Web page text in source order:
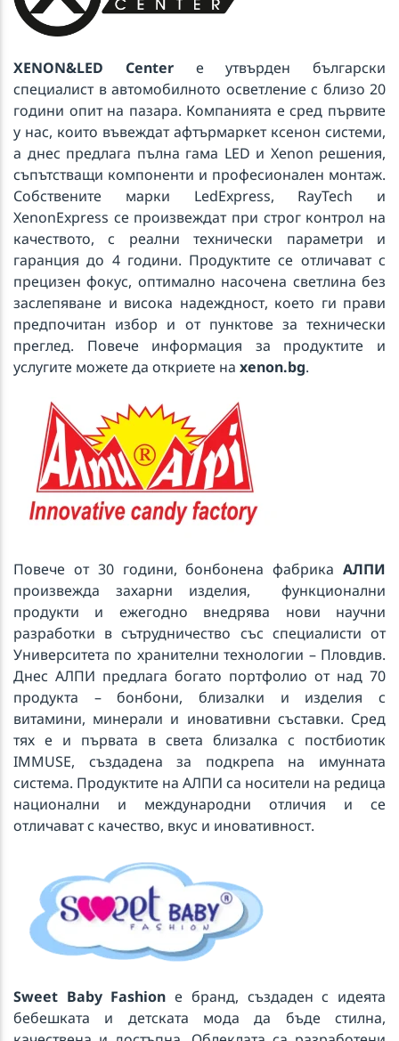
XENON&LED Centerе утвърден български
специалист в автомобилното осветление с близо 20
години опит на пазара. Компанията е сред първите
у нас, които въвеждат афтърмаркет ксенон системи,
а днес предлага пълна гама LED и Xenon решения,
съпътстващи компоненти и професионален монтаж.
Собствените марки LedExpress, RayTech и
XenonExpress се произвеждат при строг контрол на
качеството, с реални технически параметри и
гаранция до 4 години. Продуктите се отличават с
прецизен фокус, оптимално насочена светлина без
заслепяване и висока надеждност, което ги прави
предпочитан избор и от пунктове за технически
преглед. Повече информация за продуктите и
услугите можете да откриете на xenon.bg.
Повече от 30 години, бонбонена фабрика АЛПИ
произвежда захарни изделия, функционални
продукти и ежегодно внедрява нови научни
разработки в сътрудничество със специалисти от
Университета по хранителни технологии – Пловдив.
Днес АЛПИ предлага богато портфолио от над 70
продукта – бонбони, близалки и изделия с
витамини, минерали и иновативни съставки. Сред
тях е и първата в света близалка с постбиотик
IMMUSE, създадена за подкрепа на имунната
система. Продуктите на АЛПИ са носители на редица
национални и международни отличия и се
отличават с качество, вкус и иновативност.
Sweet Baby Fashion е бранд, създаден с идеята
бебешката и детската мода да бъде стилна,